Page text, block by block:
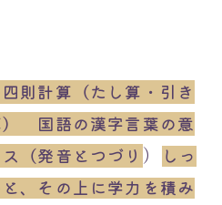
ージ
則計算（たし算・引き
） 国語の漢字言葉の意
（発音とつづり ）
しっ
、その上に学力を積み